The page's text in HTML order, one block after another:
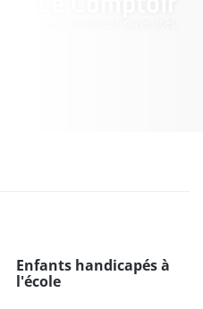
Enfants handicapés à
l'école